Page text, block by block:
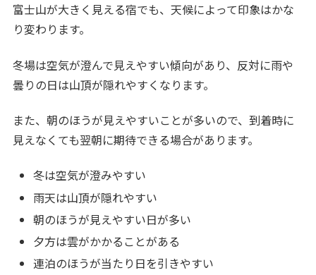
富士山が大きく見える宿でも、天候によって印象はかな
り変わります。
冬場は空気が澄んで見えやすい傾向があり、反対に雨や
曇りの日は山頂が隠れやすくなります。
また、朝のほうが見えやすいことが多いので、到着時に
見えなくても翌朝に期待できる場合があります。
冬は空気が澄みやすい
雨天は山頂が隠れやすい
朝のほうが見えやすい日が多い
夕方は雲がかかることがある
連泊のほうが当たり日を引きやすい